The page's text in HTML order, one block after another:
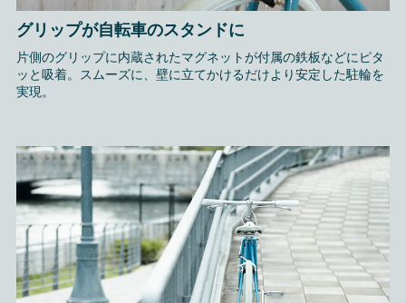
グリップが自転車のスタンドに
片側のグリップに内蔵されたマグネットが付属の鉄板などにピタ
ッと吸着。スムーズに、壁に立てかけるだけより安定した駐輪を
実現。